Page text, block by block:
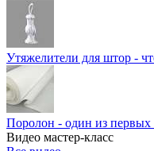
Утяжелители для штор -
Поролон - один из первых
Видео мастер-класс